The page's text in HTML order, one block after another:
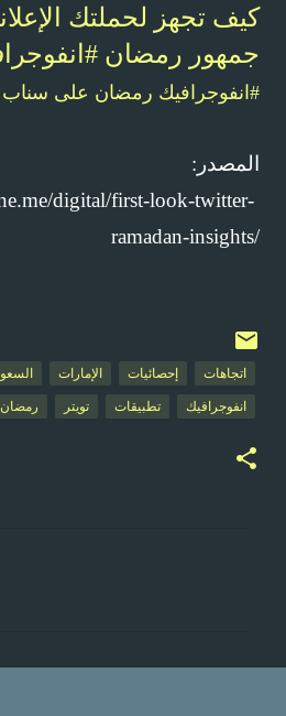
كيف تجهز لحملتك
جمهور رمضان
#انفوجرافيك رمضان على
المصدر:
digital/first-look-twitter-
ramadan-insights/
اتجاهات إحصائيات الإمارات
انفوجرافيك تطبيقات تويتر رمضان